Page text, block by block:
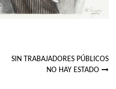
SIN TRABAJADORES PÚBLICOS
NO HAY ESTADO